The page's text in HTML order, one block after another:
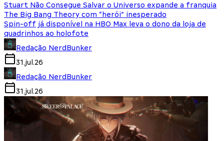
Stuart Não Consegue Salvar o Universo expande a franquia
The Big Bang Theory com “herói” inesperado
Spin-off já disponível na HBO Max leva o dono da loja de
quadrinhos ao holofote
Redação NerdBunker
31.jul.26
Redação NerdBunker
31.jul.26